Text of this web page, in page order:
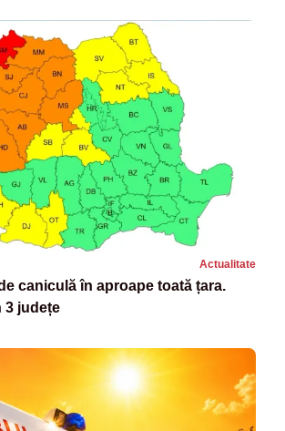
Actualitate
caniculă în aproape toată țara.
3 județe